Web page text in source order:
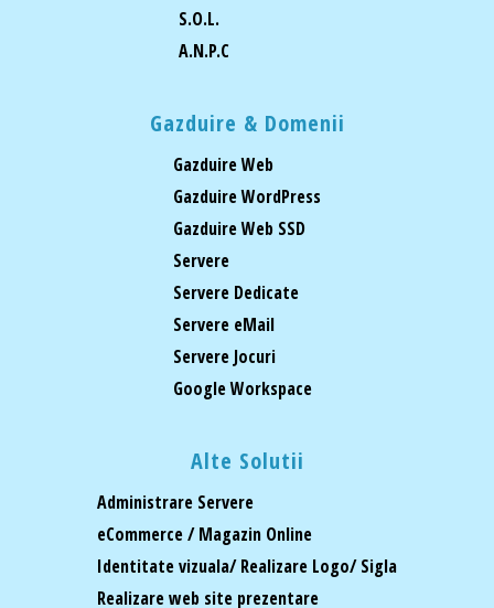
S.O.L.
A.N.P.C
Gazduire & Domenii
Gazduire Web
Gazduire WordPress
Gazduire Web SSD
Servere
Servere Dedicate
Servere eMail
Servere Jocuri
Google Workspace
Alte Solutii
Administrare Servere
eCommerce / Magazin Online
Identitate vizuala/ Realizare Logo/ Sigla
Realizare web site prezentare